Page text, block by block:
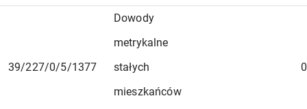
39/227/0/5/1377
Dowody
metrykalne
stałych
mieszkańców
0